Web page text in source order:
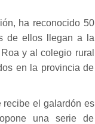
ha reconocido 50
de ellos llegan a la
y al colegio rural
en la provincia de
recibe el galardón es
una serie de